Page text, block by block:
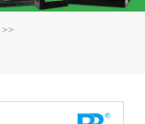
>>